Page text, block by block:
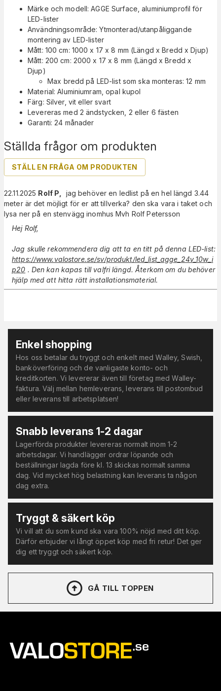
Ställda frågor om produkten
STÄLL EN FRÅGA OM PRODUKTEN
22.11.2025 Rolf P
jag behöver en ledlist på en hel längd 3.44
meter är det möjligt för er att tillverka? den ska vara i taket och
lysa ner på en stenvägg inomhus Mvh Rolf Petersson
Hej Rolf,
Jag skulle rekommendera dig att ta en titt på denna LED-list:
https://www.valostore.se/sv/produkt/led_list_agge_24v_10w_i
p20 . Den kan kapas till valfri längd. Återkom om du behöver
hjälp med att hitta rätt installationsmaterial.
Märke och modell: AGGE Surface, aluminiumprofil för
LED-lister
Användningsområde: Ytmonterad/utanpåliggande
montering av LED-lister
Mått: 100 cm: 1000 x 17 x 8 mm (Längd x Bredd x Djup)
Mått: 200 cm: 2000 x 17 x 8 mm (Längd x Bredd x
Djup)
Max bredd på LED-list som ska monteras: 12 mm
Material: Aluminiumram, opal kupol
Färg: Silver, vit eller svart
Levereras med 2 ändstycken, 2 eller 6 fästen
Garanti: 24 månader
Enkel shopping
Hos oss betalar du tryggt och enkelt med Walley, Swish,
banköverföring och de vanligaste konto- och
kreditkorten. Vi levererar även till företag med Walley-
faktura. Välj mellan hemleverans, leverans till postombud
eller leverans till arbetsplatsen!
Snabb leverans 1-2 dagar
Lagerförda produkter levereras normalt inom 1-2
arbetsdagar. Vi handlägger ordrar löpande och
beställningar lagda före kl. 13 skickas normalt samma
dag. Vid mycket hög belastning kan leverans ta någon
dag extra.
Tryggt & säkert köp
Vi vill att du som kund ska vara 100% nöjd med ditt köp.
Därför erbjuder vi långt öppet köp med fri retur! Det ger
dig ett tryggt och säkert köp.
GÅ TILL TOPPEN